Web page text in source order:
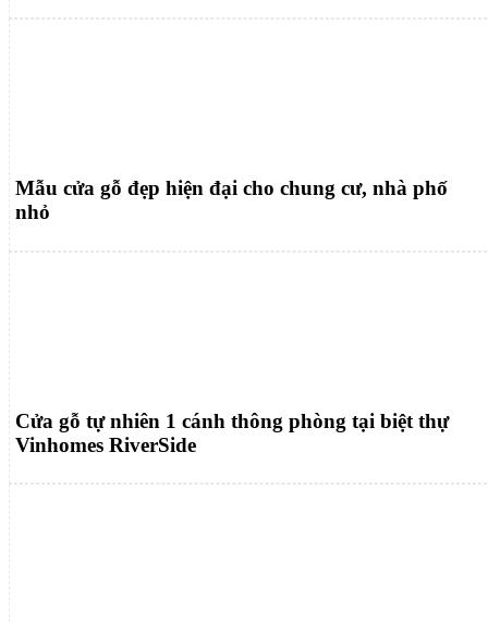
Mẫu cửa gỗ đẹp hiện đại cho chung cư, nhà phố
nhỏ
Cửa gỗ tự nhiên 1 cánh thông phòng tại biệt thự
Vinhomes RiverSide